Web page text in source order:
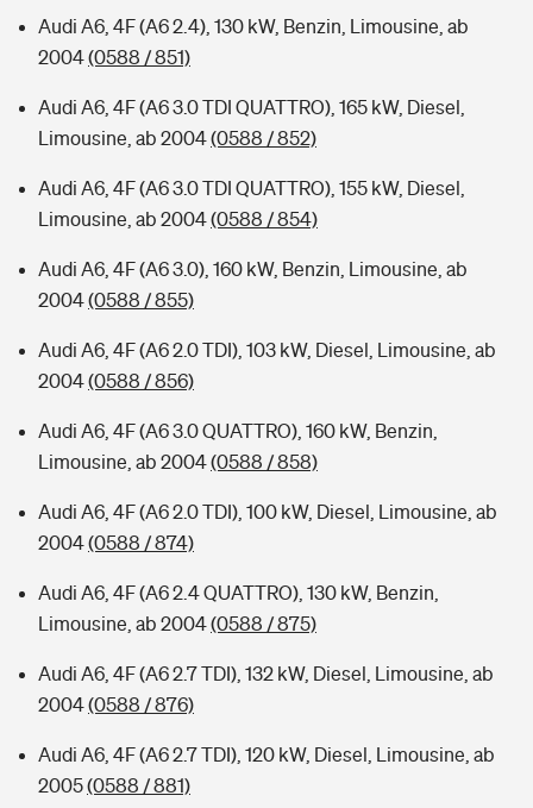
Audi A6, 4F (A6 2.4), 130 kW, Benzin, Limousine, ab
2004(0588 / 851)
Audi A6, 4F (A6 3.0 TDI QUATTRO), 165 kW, Diesel,
Limousine, ab 2004(0588 / 852)
Audi A6, 4F (A6 3.0 TDI QUATTRO), 155 kW, Diesel,
Limousine, ab 2004(0588 / 854)
Audi A6, 4F (A6 3.0), 160 kW, Benzin, Limousine, ab
2004(0588 / 855)
Audi A6, 4F (A6 2.0 TDI), 103 kW, Diesel, Limousine, ab
2004(0588 / 856)
Audi A6, 4F (A6 3.0 QUATTRO), 160 kW, Benzin,
Limousine, ab 2004(0588 / 858)
Audi A6, 4F (A6 2.0 TDI), 100 kW, Diesel, Limousine, ab
2004(0588 / 874)
Audi A6, 4F (A6 2.4 QUATTRO), 130 kW, Benzin,
Limousine, ab 2004(0588 / 875)
Audi A6, 4F (A6 2.7 TDI), 132 kW, Diesel, Limousine, ab
2004(0588 / 876)
Audi A6, 4F (A6 2.7 TDI), 120 kW, Diesel, Limousine, ab
2005(0588 / 881)